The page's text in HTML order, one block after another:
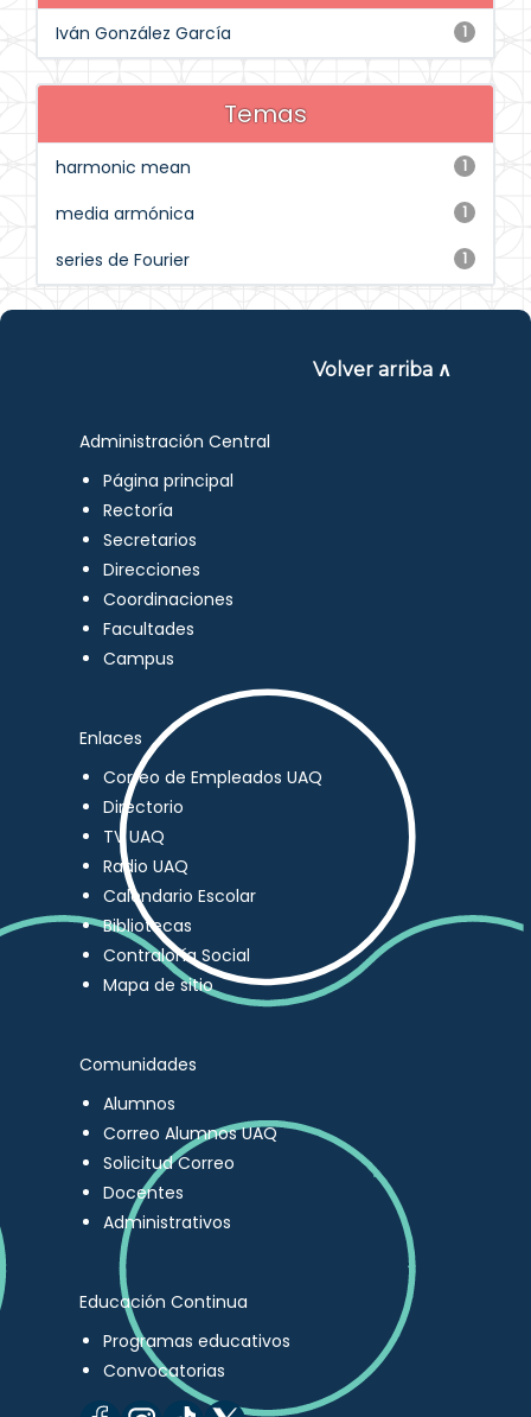
1
Iván González García
Temas
1
harmonic mean
1
media armónica
1
series de Fourier
Volver arriba ∧
Administración Central
Página principal
Rectoría
Secretarios
Direcciones
Coordinaciones
Facultades
Campus
Enlaces
Correo de Empleados UAQ
Directorio
TV UAQ
Radio UAQ
Calendario Escolar
Bibliotecas
Contraloría Social
Mapa de sitio
Comunidades
Alumnos
Correo Alumnos UAQ
Solicitud Correo
Docentes
Administrativos
Educación Continua
Programas educativos
Convocatorias